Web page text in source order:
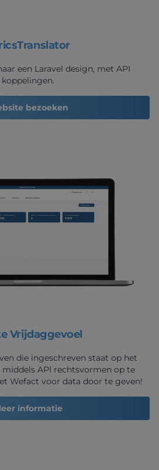
een Laravel design, met API
koppelingen.
bezoeken
Vrijdaggevoel
die ingeschreven staat op het
middels API rechtsvormen op te
Wefact voor data door te geven!
informatie